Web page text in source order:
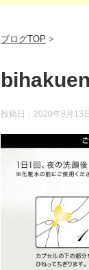
ブログTOP >
投稿日： 2020年8月13日